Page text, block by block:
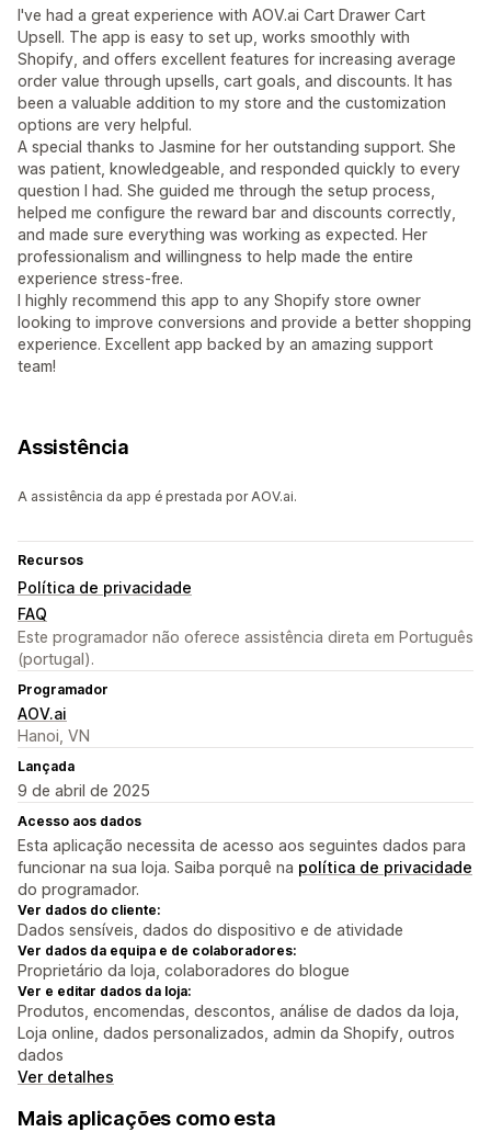
I've had a great experience with AOV.ai Cart Drawer Cart
Upsell. The app is easy to set up, works smoothly with
Shopify, and offers excellent features for increasing average
order value through upsells, cart goals, and discounts. It has
been a valuable addition to my store and the customization
options are very helpful.
A special thanks to Jasmine for her outstanding support. She
was patient, knowledgeable, and responded quickly to every
question I had. She guided me through the setup process,
helped me configure the reward bar and discounts correctly,
and made sure everything was working as expected. Her
professionalism and willingness to help made the entire
experience stress-free.
I highly recommend this app to any Shopify store owner
looking to improve conversions and provide a better shopping
experience. Excellent app backed by an amazing support
team!
Assistência
A assistência da app é prestada por AOV.ai.
Recursos
Política de privacidade
FAQ
Este programador não oferece assistência direta em Português
(portugal).
Programador
AOV.ai
Hanoi, VN
Lançada
9 de abril de 2025
Acesso aos dados
Esta aplicação necessita de acesso aos seguintes dados para
funcionar na sua loja. Saiba porquê na política de privacidade
do programador.
Ver dados do cliente:
Dados sensíveis, dados do dispositivo e de atividade
Ver dados da equipa e de colaboradores:
Proprietário da loja, colaboradores do blogue
Ver e editar dados da loja:
Produtos, encomendas, descontos, análise de dados da loja,
Loja online, dados personalizados, admin da Shopify, outros
dados
Ver detalhes
Mais aplicações como esta